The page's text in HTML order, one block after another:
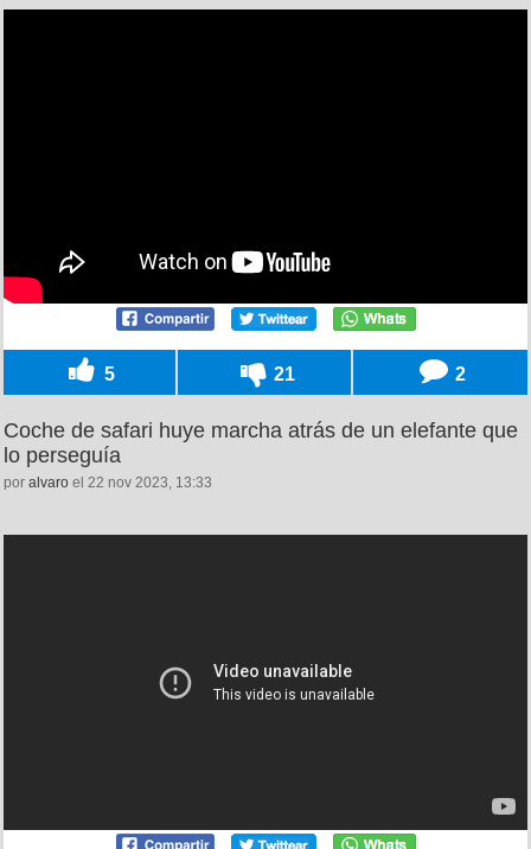
5 21 2
Coche de safari huye marcha atrás de un elefante que
lo perseguía
por alvaro el 22 nov 2023, 13:33